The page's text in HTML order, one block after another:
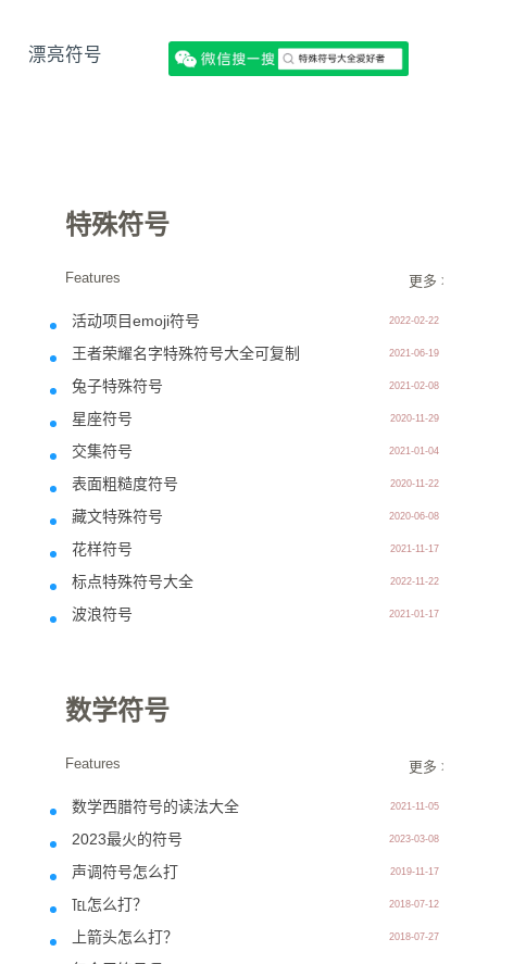
漂亮符号
特殊符号
Features 更多 >>
活动项目emoji符号 2022-02-22
王者荣耀名字特殊符号大全可复制 2021-06-19
兔子特殊符号 2021-02-08
星座符号 2020-11-29
交集符号 2021-01-04
表面粗糙度符号 2020-11-22
藏文特殊符号 2020-06-08
花样符号 2021-11-17
标点特殊符号大全 2022-11-22
波浪符号 2021-01-17
数学符号
Features 更多 >>
数学西腊符号的读法大全 2021-11-05
2023最火的符号 2023-03-08
声调符号怎么打 2019-11-17
℡怎么打？ 2018-07-12
上箭头怎么打？ 2018-07-27